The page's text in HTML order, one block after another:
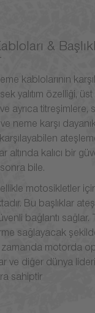
&
kablolarının
yalıtım özelliği, üst
ayrıca titreşimlere,
neme karşı
altında kalıcı bir
bile.
motosikletler
Bu başlıklar
bağlantı
sağlayacak
zamanda motorda
ve diğer dünya
sahiptir